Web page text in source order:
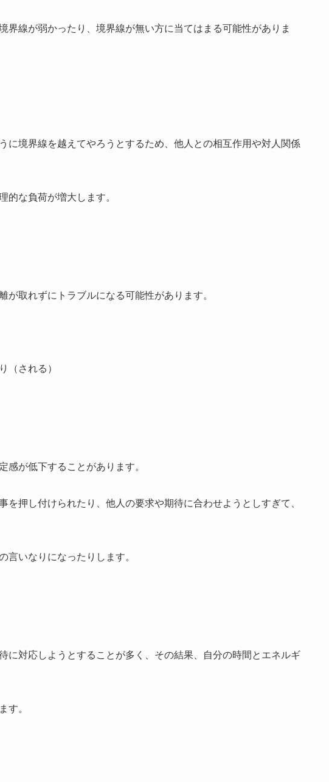
界線が弱かったり、境界線が無い方に当てはまる可能性がありま
に境界線を越えてやろうとするため、他人との相互作用や対人関係
的な負荷が増大します。
取れずにトラブルになる可能性があります。
（される）
感が低下することがあります。
を押し付けられたり、他人の要求や期待に合わせようとしすぎて、
言いなりになったりします。
に対応しようとすることが多く、その結果、自分の時間とエネルギ
す。